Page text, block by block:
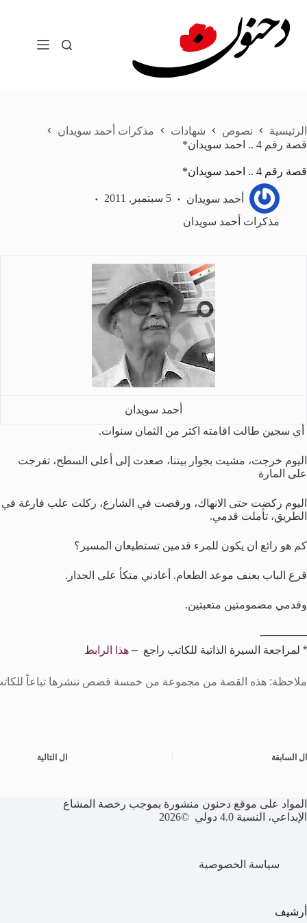
المحتوى
الرئيسية نصوص شهادات
مذكرات أحمد سويدان
قصة رقم 4 .. احمد سويدان*
قصة رقم 4 .. احمد سويدان*
أحمد سويدان
5 سبتمبر, 2011
مذكرات أحمد سويدان
أحمد سويدان
أي سجين طالت اقامته اكثر من الثمان سنوات.
اليوم خرجت، مشيت بجوار بيتنا، صعدت إلى أعلى السطح، تفرجت
على المارة
اليوم ركضت حتى الانهاك، ورقصت في الشارع، ركلت علب فارغة في
الطريق، تأملت قدمي.
كم هو رائع ان يكون للمرء قدمين تستطيعان المسير؟
قرع الباب بعنف موعد الطعام. أعادني متكأ على الجدار.
وقدمي مضمومتين متعبتين.
————-
* لمراجعة السيرة الذاتية للكاتب راجع – هذا الرابط
ملاحظة: هذه القصة من مجموعة من خمسة قصص ننشرها تباعاً
ال السابقة ال التالية
المواد على موقع دحنون منشورة بموجب رخصة المشاع
الإبداعي، النسبة 4.0 دولي ©2026
سياسة الخصوصية
أرشيف